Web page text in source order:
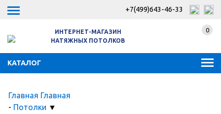
+7(499)643-46-33
ИНТЕРНЕТ-МАГАЗИН
НАТЯЖНЫХ ПОТОЛКОВ
КАТАЛОГ
0
Главная Главная
- Потолки ▼